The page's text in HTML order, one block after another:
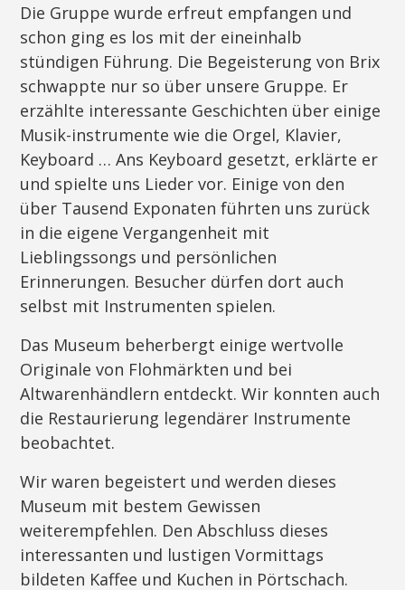
Die Gruppe wurde erfreut empfangen und
schon ging es los mit der eineinhalb
stündigen Führung. Die Begeisterung von Brix
schwappte nur so über unsere Gruppe. Er
erzählte interessante Geschichten über einige
Musik-instrumente wie die Orgel, Klavier,
Keyboard … Ans Keyboard gesetzt, erklärte er
und spielte uns Lieder vor. Einige von den
über Tausend Exponaten führten uns zurück
in die eigene Vergangenheit mit
Lieblingssongs und persönlichen
Erinnerungen. Besucher dürfen dort auch
selbst mit Instrumenten spielen.
Das Museum beherbergt einige wertvolle
Originale von Flohmärkten und bei
Altwarenhändlern entdeckt. Wir konnten auch
die Restaurierung legendärer Instrumente
beobachtet.
Wir waren begeistert und werden dieses
Museum mit bestem Gewissen
weiterempfehlen. Den Abschluss dieses
interessanten und lustigen Vormittags
bildeten Kaffee und Kuchen in Pörtschach.